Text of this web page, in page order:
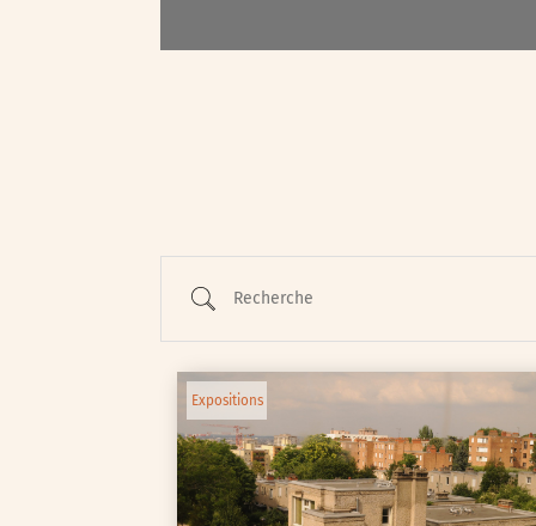
Expositions